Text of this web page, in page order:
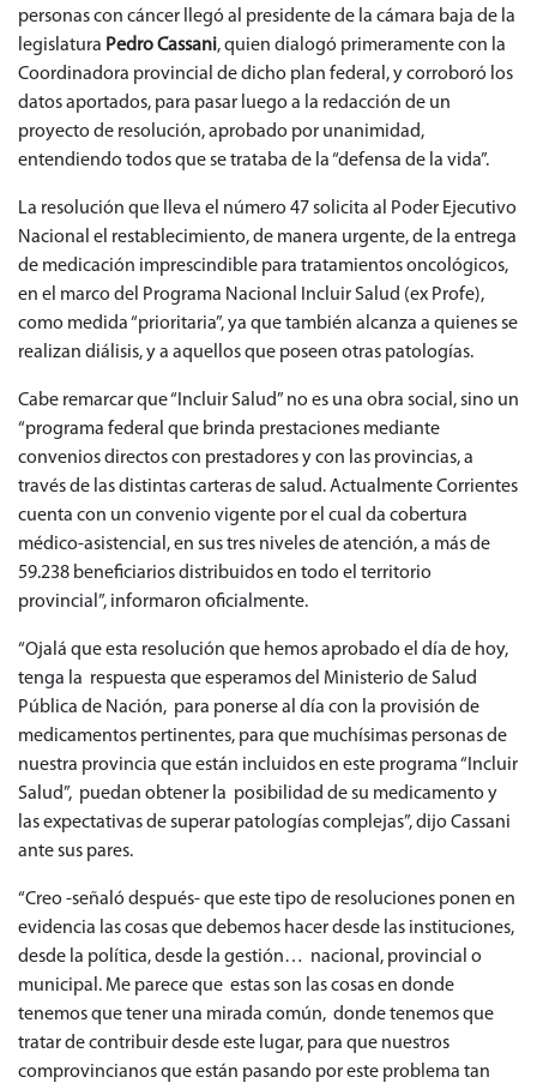
personas con cáncer llegó al presidente de la cámara baja de la
legislatura Pedro Cassani, quien dialogó primeramente con la
Coordinadora provincial de dicho plan federal, y corroboró los
datos aportados, para pasar luego a la redacción de un
proyecto de resolución, aprobado por unanimidad,
entendiendo todos que se trataba de la “defensa de la vida”.
La resolución que lleva el número 47 solicita al Poder Ejecutivo
Nacional el restablecimiento, de manera urgente, de la entrega
de medicación imprescindible para tratamientos oncológicos,
en el marco del Programa Nacional Incluir Salud (ex Profe),
como medida “prioritaria”, ya que también alcanza a quienes se
realizan diálisis, y a aquellos que poseen otras patologías.
Cabe remarcar que “Incluir Salud” no es una obra social, sino un
“programa federal que brinda prestaciones mediante
convenios directos con prestadores y con las provincias, a
través de las distintas carteras de salud. Actualmente Corrientes
cuenta con un convenio vigente por el cual da cobertura
médico-asistencial, en sus tres niveles de atención, a más de
59.238 beneficiarios distribuidos en todo el territorio
provincial”, informaron oficialmente.
“Ojalá que esta resolución que hemos aprobado el día de hoy,
tenga la respuesta que esperamos del Ministerio de Salud
Pública de Nación, para ponerse al día con la provisión de
medicamentos pertinentes, para que muchísimas personas de
nuestra provincia que están incluidos en este programa “Incluir
Salud”, puedan obtener la posibilidad de su medicamento y
las expectativas de superar patologías complejas”, dijo Cassani
ante sus pares.
“Creo -señaló después- que este tipo de resoluciones ponen en
evidencia las cosas que debemos hacer desde las instituciones,
desde la política, desde la gestión… nacional, provincial o
municipal. Me parece que estas son las cosas en donde
tenemos que tener una mirada común, donde tenemos que
tratar de contribuir desde este lugar, para que nuestros
comprovincianos que están pasando por este problema tan